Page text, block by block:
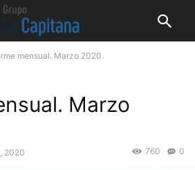
mensual. Marzo 2020.
Marzo
2020 0
760